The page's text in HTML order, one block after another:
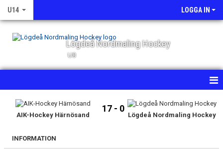
U14 LOGGA IN
Lögdeå Nordmaling Hockey
U8
HEM
KALENDER
AIK-Hockey Härnösand
17 - 0
Lögdeå Nordmaling Hockey
INFORMATION